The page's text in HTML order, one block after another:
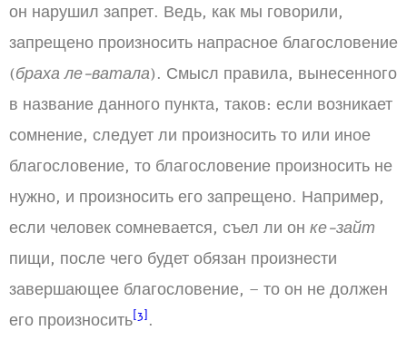
он нарушил запрет. Ведь, как мы говорили,
запрещено произносить напрасное благословение
(браха ле-ватала). Смысл правила, вынесенного
в название данного пункта, таков: если возникает
сомнение, следует ли произносить то или иное
благословение, то благословение произносить не
нужно, и произносить его запрещено. Например,
если человек сомневается, съел ли он ке-зайт
пищи, после чего будет обязан произнести
завершающее благословение, – то он не должен
его произносить[3] .